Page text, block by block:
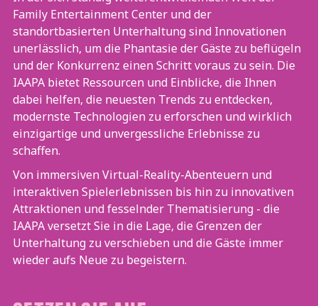
Family Entertainment Center und der
standortbasierten Unterhaltung sind Innovationen
unerlässlich, um die Phantasie der Gäste zu beflügeln
und der Konkurrenz einen Schritt voraus zu sein. Die
IAAPA bietet Ressourcen und Einblicke, die Ihnen
dabei helfen, die neuesten Trends zu entdecken,
modernste Technologien zu erforschen und wirklich
einzigartige und unvergessliche Erlebnisse zu
schaffen.
Von immersiven Virtual-Reality-Abenteuern und
interaktiven Spielerlebnissen bis hin zu innovativen
Attraktionen und fesselnder Thematisierung - die
IAAPA versetzt Sie in die Lage, die Grenzen der
Unterhaltung zu verschieben und die Gäste immer
wieder aufs Neue zu begeistern.